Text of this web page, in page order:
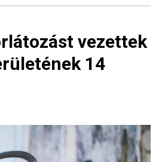
vezettek
14